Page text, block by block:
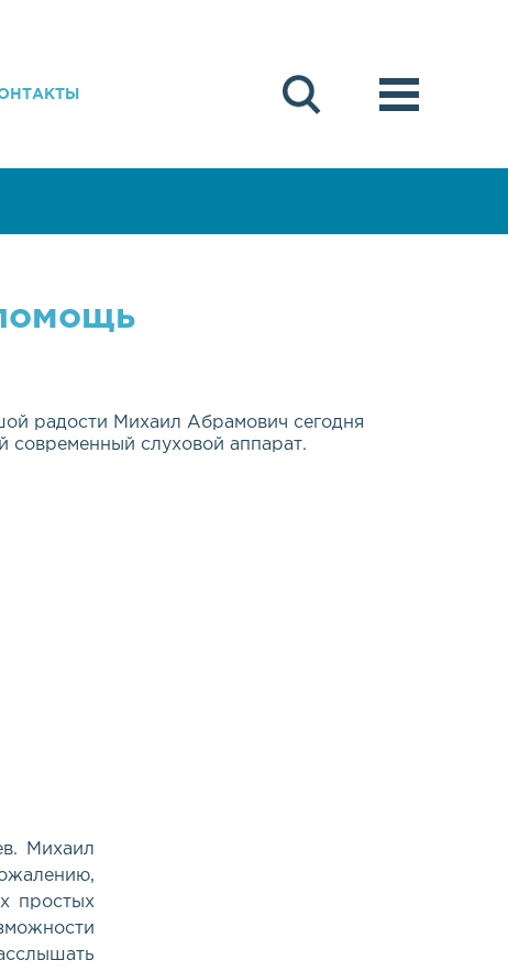
радости Михаил Абрамович сегодня
современный слуховой аппарат.
Михаил
простых